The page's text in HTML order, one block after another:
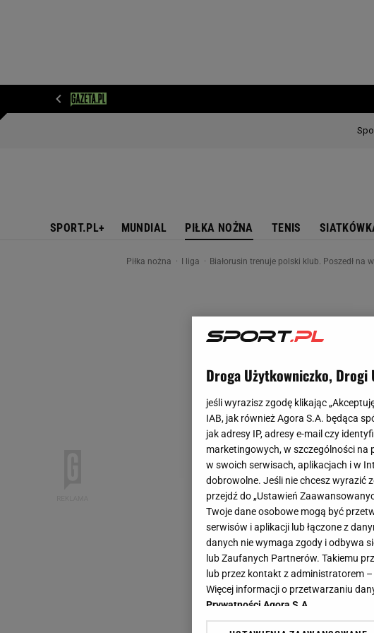
SPORT.PL+ MUNDIAL PIŁKA NOŻNA TENIS
Piłka nożna I liga Białorusin trenuje polski klub. Poszedł na
Droga Użytkowniczko, Drogi
jeśli wyrazisz zgodę klikając
IAB, jak również Agora S.A. będąca
jak adresy IP, adresy e-mail czy
marketingowych, w szczególności
w swoich serwisach, aplikacjach i w
dobrowolne. Jeśli nie chcesz wyrazić
przejdź do „Ustawień
Twoje dane osobowe mogą być
serwisów i aplikacji lub łączone z
danych nie wymaga zgody i odbywa
lub Zaufanych Partnerów. Takiemu
lub przez kontakt z administratorem
Więcej informacji o przetwarzaniu
Prywatności Agora S.A.